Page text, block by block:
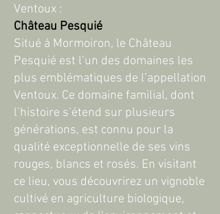
Ventoux :
Château Pesquié
Situé à Mormoiron, le Château
Pesquié est l’un des domaines les
plus emblématiques de l’appellation
Ventoux. Ce domaine familial, dont
l’histoire s’étend sur plusieurs
générations, est connu pour la
qualité exceptionnelle de ses vins
rouges, blancs et rosés. En visitant
ce lieu, vous découvrirez un vignoble
cultivé en agriculture biologique,